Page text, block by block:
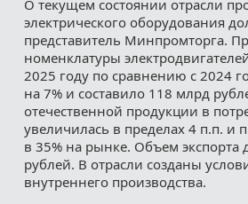
О текущем состоянии отрасли
электрического оборудования
представитель Минпромторга.
номенклатуры
2025 году по сравнению с 2024
на 7% и составило 118 млрд
отечественной продукции в
увеличилась в пределах 4 п.п. и
в 35% на рынке. Объем экспорта
рублей. В отрасли созданы
внутреннего производства.